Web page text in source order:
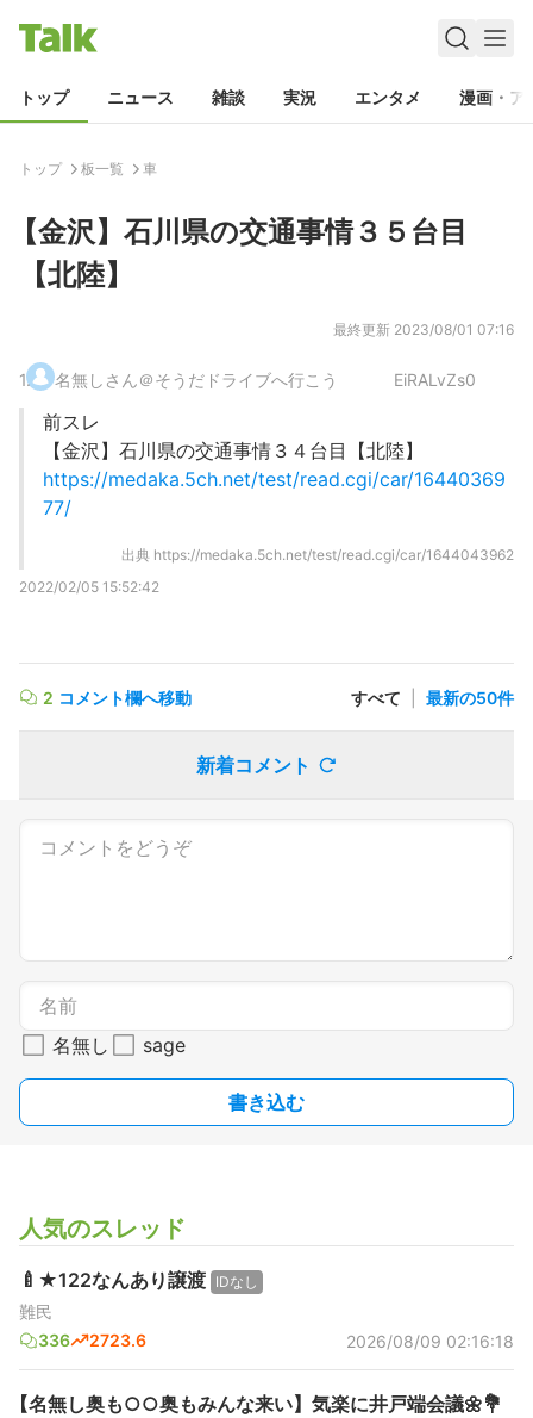
トップ ニュース 雑談 実況 エンタメ 漫画・ア
トップ 板一覧 車
【金沢】石川県の交通事情３５台目
【北陸】
最終更新 2023/08/01 07:16
1. 名無しさん＠そうだドライブへ行こう EiRALvZs0
前スレ
【金沢】石川県の交通事情３４台目【北陸】
https://medaka.5ch.net/test/read.cgi/car/16440369
77/
出典 https://medaka.5ch.net/test/read.cgi/car/1644043962
2022/02/05 15:52:42
2 コメント欄へ移動 すべて 最新の50件
新着コメント
名無し sage
書き込む
人気のスレッド
🍼★122なんあり譲渡 IDなし
難民
336
2723.6 2026/08/09 02:16:18
【名無し奥も○○奥もみんな来い】気楽に井戸端会議🌼💐